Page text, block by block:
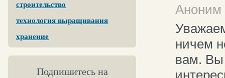
строительство
технология выращивания
хранение
Подпишитесь на
Аноним
ничем
вам. Вы